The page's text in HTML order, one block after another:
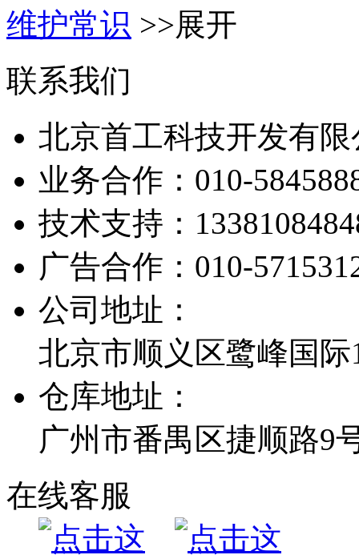
维护常识 >>展开
联系我们
北京首工科技开发有限
业务合作： 010-
技术支持：
广告合作： 010-
公司地址：
北京市顺义区鹭峰国际
仓库地址：
广州市番禺区捷顺路9
在线客服